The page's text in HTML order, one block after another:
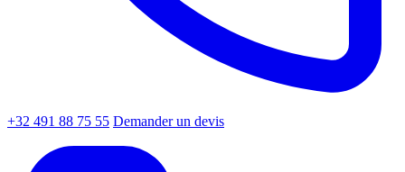
+32 491 88 75 55 Demander un devis